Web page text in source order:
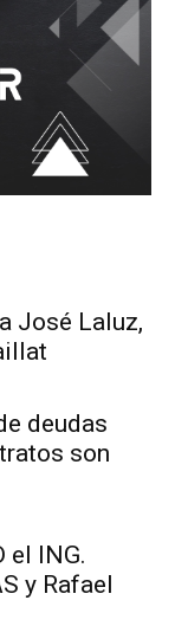
José Laluz,
deudas
son
el ING.
y Rafael